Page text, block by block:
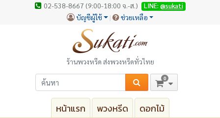
02-538-8667 (9:00-18:00 จ.-ส.) LINE: @sukati
บัญชีผู้ใช้ ช่วยเหลือ
ร้านพวงหรีด ส่งพวงหรีดทั่วไทย
0
หน้าแรก พวงหรีด ดอกไม้